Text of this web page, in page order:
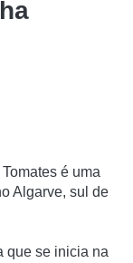
é uma
Algarve, sul de
que se inicia na